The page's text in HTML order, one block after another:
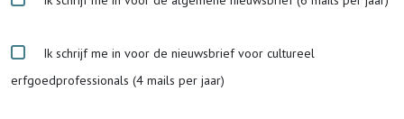
Ik schrijf me in voor de nieuwsbrief voor cultureel
erfgoedprofessionals (4 mails per jaar)